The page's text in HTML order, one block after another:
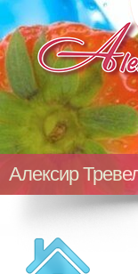
Алексир